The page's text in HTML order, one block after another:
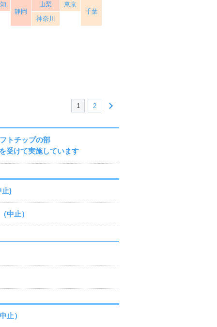
静岡
山梨
東京
千葉
神奈川
1 2
トチップの部
受けて実施しています
止)
中止）
止）